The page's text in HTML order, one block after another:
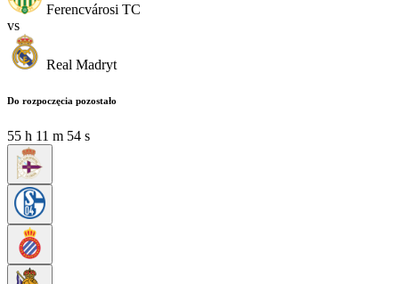
Ferencvárosi TC
vs
Real Madryt
Do rozpoczęcia pozostało
55 h 11 m 54 s